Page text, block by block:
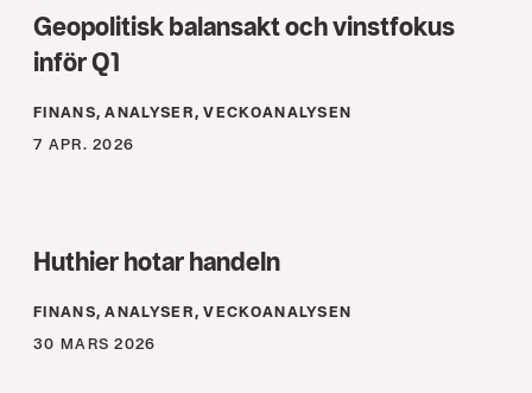
Geopolitisk balansakt och vinstfokus
inför Q1
FINANS, ANALYSER, VECKOANALYSEN
7 APR. 2026
Huthier hotar handeln
FINANS, ANALYSER, VECKOANALYSEN
30 MARS 2026